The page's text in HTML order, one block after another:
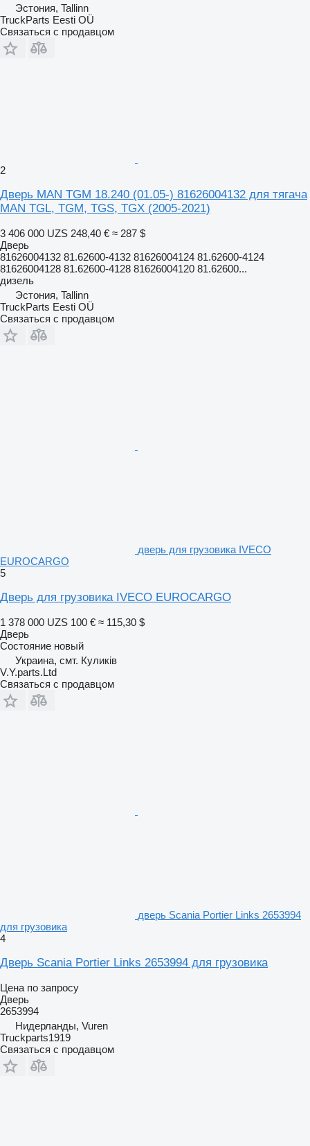
Эстония, Tallinn
TruckParts Eesti OÜ
Связаться с продавцом
2
Дверь MAN TGM 18.240 (01.05-) 81626004132 для тягача
MAN TGL, TGM, TGS, TGX (2005-2021)
3 406 000 UZS 248,40 € ≈ 287 $
Дверь
81626004132 81.62600-4132 81626004124 81.62600-4124
81626004128 81.62600-4128 81626004120 81.62600...
дизель
Эстония, Tallinn
TruckParts Eesti OÜ
Связаться с продавцом
дверь для грузовика IVECO
EUROCARGO
5
Дверь для грузовика IVECO EUROCARGO
1 378 000 UZS 100 € ≈ 115,30 $
Дверь
Состояние новый
Украина, смт. Куликів
V.Y.parts.Ltd
Связаться с продавцом
дверь Scania Portier Links 2653994
для грузовика
4
Дверь Scania Portier Links 2653994 для грузовика
Цена по запросу
Дверь
2653994
Нидерланды, Vuren
Truckparts1919
Связаться с продавцом